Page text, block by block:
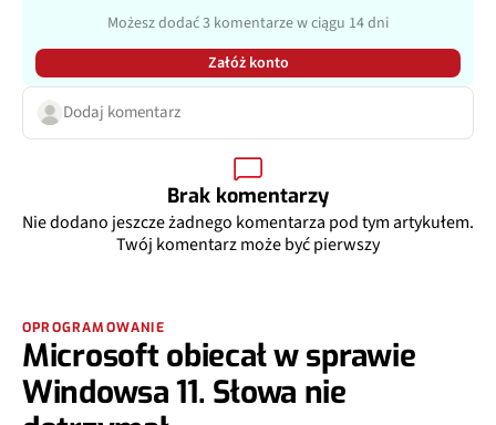
Możesz dodać 3 komentarze w ciągu 14 dni
Załóż konto
Dodaj komentarz
Brak komentarzy
Nie dodano jeszcze żadnego komentarza pod tym artykułem.
Twój komentarz może być pierwszy
OPROGRAMOWANIE
Microsoft obiecał w sprawie
Windowsa 11. Słowa nie